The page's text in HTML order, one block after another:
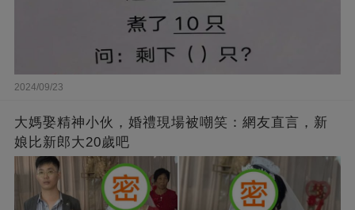
2024/09/23
大媽娶精神小伙，婚禮現場被嘲笑：網友直言，新
娘比新郎大20歲吧